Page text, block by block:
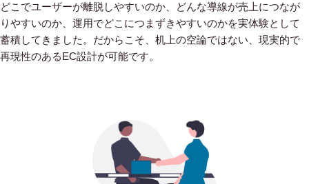
どこでユーザーが離脱しやすいのか、どんな導線が売上につなが
りやすいのか、運用でどこにつまずきやすいのかを実体験として
蓄積してきました。だからこそ、机上の空論ではない、現実的で
再現性のあるEC設計が可能です。